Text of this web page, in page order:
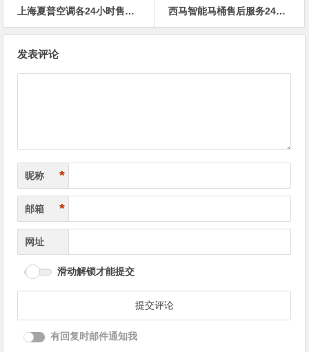
上海夏普空调各24小时售后全国客服受理中心
西马智能马桶售后服务24小时服务电话是多少
发表评论
昵称 *
邮箱 *
网址
滑动解锁才能提交
有回复时邮件通知我